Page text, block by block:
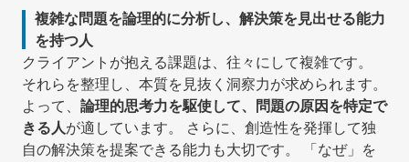
複雑な問題を論理的に分析し、解決策を見出せる能力
を持つ人
クライアントが抱える課題は、往々にして複雑です。
それらを整理し、本質を見抜く洞察力が求められます。
よって、 論理的思考力を駆使して、問題の原因を特定で
きる人が適しています。 さらに、創造性を発揮して独
自の解決策を提案できる能力も大切です。 「なぜ」を